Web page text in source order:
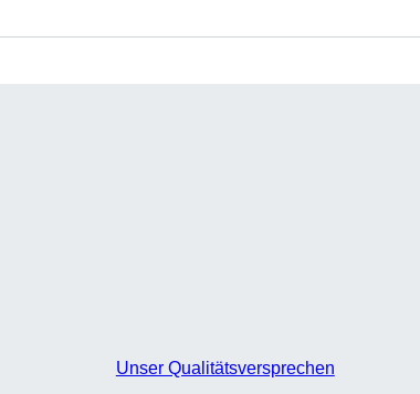
Unser Qualitätsversprechen